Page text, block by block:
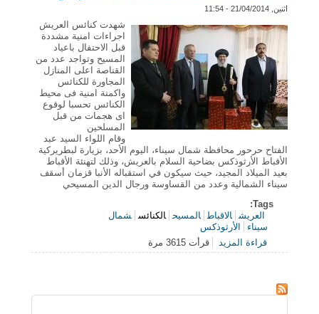
اثنين, 21/04/2014 - 11:54
شهدت كنائس العريش
اجراءات امنية مشددة
قبل الاحتفال باعياد
المسيح وتواجد عدد من
القناصة اعلى المنازل
المجاورة للكنائس
واكمنة امنية فى محيط
الكنائس تحسبا لوقوع
اى هجمات من قبل
المسلحين
وقام اللواء السيد عبد
الفتاح حرحور محافظة شمال سيناء، اليوم الأحد، بزيارة لبطريركية
الأقباط الأرثوذكس بضاحية السلام بالعريش، وذلك لتهنئة الأقباط
بعيد الميلاد المجيد، حيث سيكون في استقباله الأنبا قزمان أسقف
سيناء الشمالية وعدد من القساوسة ورجال الدين المسيحي
Tags:
العريش
الاقباط المسيح الكنائس
شمال
سيناء
الأرثوذكس
قراءة المزيدحول المحافظ والقيادات الامنية والشعبية يهنئون الاقباط
باعياد القيامة المجيدة بالعريش
قرأت 3615 مرة